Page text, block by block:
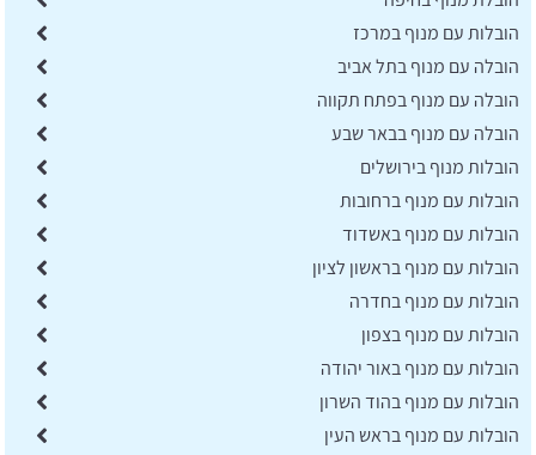
הובלות עם מנוף במרכז
הובלה עם מנוף בתל אביב
הובלה עם מנוף בפתח תקווה
הובלה עם מנוף בבאר שבע
הובלות מנוף בירושלים
הובלות עם מנוף ברחובות
הובלות עם מנוף באשדוד
הובלות עם מנוף בראשון לציון
הובלות עם מנוף בחדרה
הובלות עם מנוף בצפון
הובלות עם מנוף באור יהודה
הובלות עם מנוף בהוד השרון
הובלות עם מנוף בראש העין